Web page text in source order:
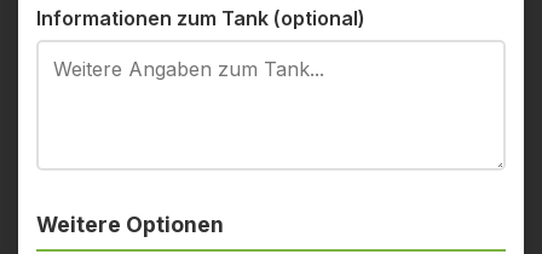
Informationen zum Tank (optional)
Weitere Optionen